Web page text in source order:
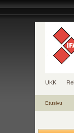
UKK
Etusivu